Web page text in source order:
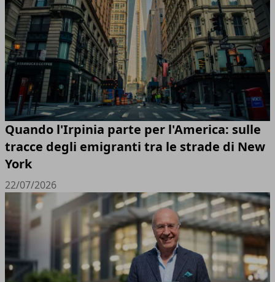
Quando l'Irpinia parte per l'America: sulle
tracce degli emigranti tra le strade di New
York
22/07/2026